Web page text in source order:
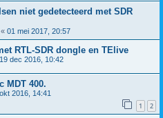
niet gedetecteerd met SDR
« 01 mei 2017, 20:57
RTL-SDR dongle en TElive
19 dec 2016, 10:42
MDT 400.
2016, 14:41
1 2